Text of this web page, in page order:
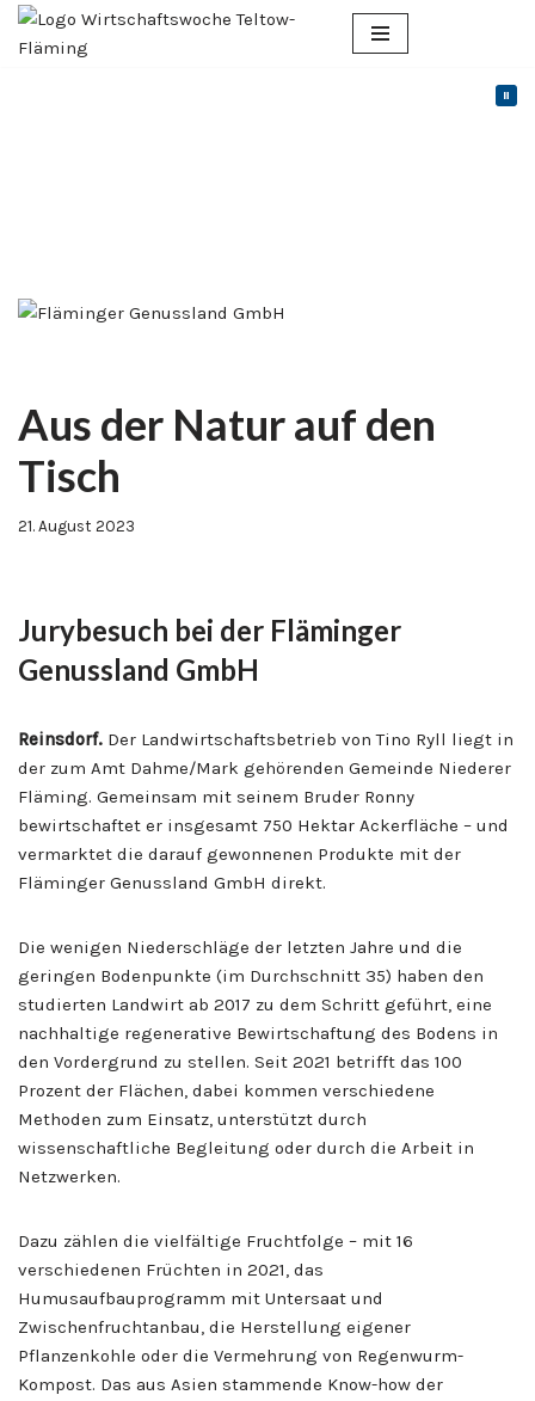
Aus der Natur auf den
Tisch
21. August 2023
Jurybesuch bei der Fläminger
Genussland GmbH
Reinsdorf. Der Landwirtschaftsbetrieb von Tino Ryll liegt in
der zum Amt Dahme/Mark gehörenden Gemeinde Niederer
Fläming. Gemeinsam mit seinem Bruder Ronny
bewirtschaftet er insgesamt 750 Hektar Ackerfläche – und
vermarktet die darauf gewonnenen Produkte mit der
Fläminger Genussland GmbH direkt.
Die wenigen Niederschläge der letzten Jahre und die
geringen Bodenpunkte (im Durchschnitt 35) haben den
studierten Landwirt ab 2017 zu dem Schritt geführt, eine
nachhaltige regenerative Bewirtschaftung des Bodens in
den Vordergrund zu stellen. Seit 2021 betrifft das 100
Prozent der Flächen, dabei kommen verschiedene
Methoden zum Einsatz, unterstützt durch
wissenschaftliche Begleitung oder durch die Arbeit in
Netzwerken.
Dazu zählen die vielfältige Fruchtfolge – mit 16
verschiedenen Früchten in 2021, das
Humusaufbauprogramm mit Untersaat und
Zwischenfruchtanbau, die Herstellung eigener
Pflanzenkohle oder die Vermehrung von Regenwurm-
Kompost. Das aus Asien stammende Know-how der